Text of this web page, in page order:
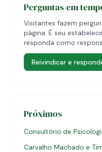
Perguntas em
Visitantes fazem
página. É seu
responda como
Reivindicar e
Próximos
Consultório de
Carvalho Machado e